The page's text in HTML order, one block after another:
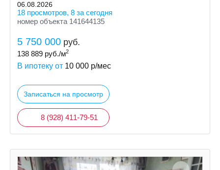
06.08.2026
18 просмотров, 8 за сегодня
номер объекта 141644135
5 750 000 руб.
138 889 руб./м2
В ипотеку от 10 000 р/мес
Записаться на просмотр
8 (928) 411-79-51